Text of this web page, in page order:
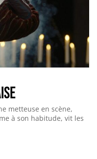
metteuse en scène,
à son habitude, vit les